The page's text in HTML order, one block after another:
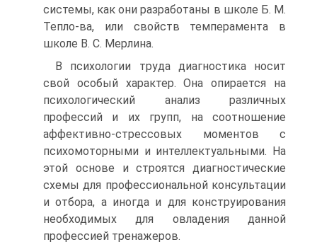
системы, как они разработаны в школе Б. М.
Тепло-ва, или свойств темперамента в
школе В. С. Мерлина.
В психологии труда диагностика носит
свой особый характер. Она опирается на
психологический анализ различных
профессий и их групп, на соотношение
аффективно-стрессовых моментов с
психомоторными и интеллектуальными. На
этой основе и строятся диагностические
схемы для профессиональной консультации
и отбора, а иногда и для конструирования
необходимых для овладения данной
профессией тренажеров.